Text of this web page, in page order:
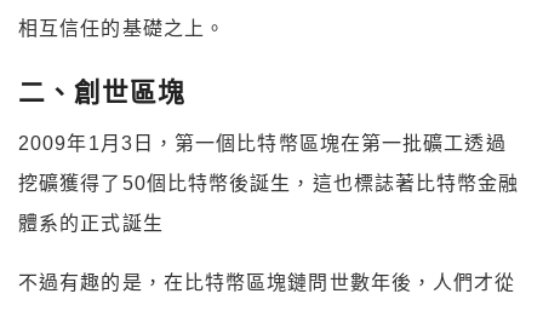
相互信任的基礎之上。
二、創世區塊
2009年1月3日，第一個比特幣區塊在第一批礦工透過
挖礦獲得了 50個比特幣後誕生，這也標誌著比特幣金融
體系的正式誕生
不過有趣的是，在比特幣區塊鏈問世數年後，人們才從